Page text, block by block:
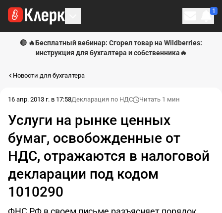
1
🔴 🔥Бесплатный вебинар: Сгорел товар на Wildberries:
инструкция для бухгалтера и собственника🔥
Новости для бухгалтера
16 апр. 2013 г. в 17:58Декларация по НДС Читать 1 мин
Услуги на рынке ценных
бумаг, освобожденные от
НДС, отражаются в налоговой
декларации под кодом
1010290